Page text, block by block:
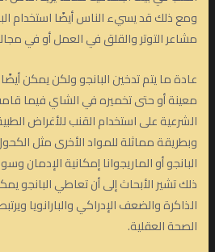
ومع ذلك قد يسيء الناس أيضًا استخدام
مشاعر التوتر والقلق في العمل أو في
عادة ما يتم تدخين البانجو ولكن يمكن
معينة أو حتى تخميره في الشاي فيما
الشرعية على استخدام القنب للأغراض
وبطريقة مماثلة للمواد الأخرى مثل
البانجو أو الماريجوانا إمكانية الإدمان
ذلك تشير الأبحاث إلى أن تعاطي
الذاكرة والضعف الإدراكي والبارانويا
الصحة العقلية.